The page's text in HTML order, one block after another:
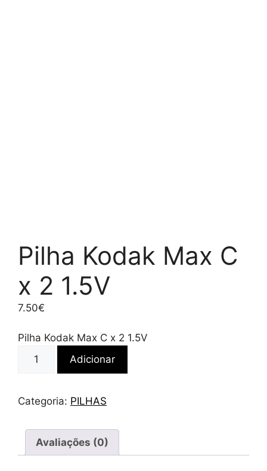
Pilha Kodak Max C
x 2 1.5V
7.50€
Pilha Kodak Max C x 2 1.5V
Quantidade
Kodak
2
Adicionar
Categoria: PILHAS
Avaliações (0)